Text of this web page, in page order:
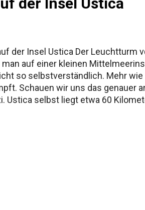
der Insel Ustica Der Leuchtturm
auf einer kleinen
so selbstverständlich. Mehr
Schauen wir uns das genauer
Ustica selbst liegt etwa 60
Standort des Leuchtturms ist